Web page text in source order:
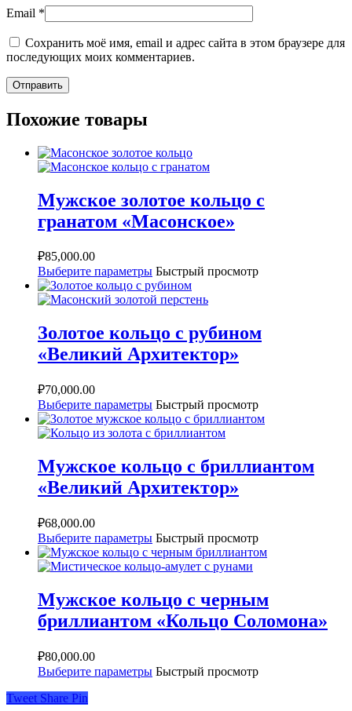
Email *
Сохранить моё имя, email и адрес сайта в этом браузере для
последующих моих комментариев.
Похожие товары
Мужское золотое кольцо с
гранатом «Масонское»
₽85,000.00
Выберите параметры Быстрый просмотр
Золотое кольцо с рубином
«Великий Архитектор»
₽70,000.00
Выберите параметры Быстрый просмотр
Мужское кольцо с бриллиантом
«Великий Архитектор»
₽68,000.00
Выберите параметры Быстрый просмотр
Мужское кольцо с черным
бриллиантом «Кольцо Соломона»
₽80,000.00
Выберите параметры Быстрый просмотр
Tweet Share Pin